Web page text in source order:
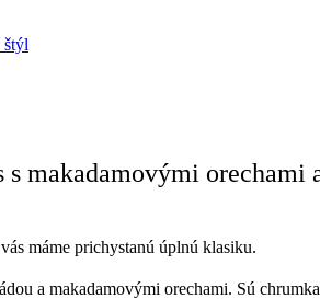
s makadamovými orechami
máme prichystanú úplnú klasiku.
a makadamovými orechami. Sú